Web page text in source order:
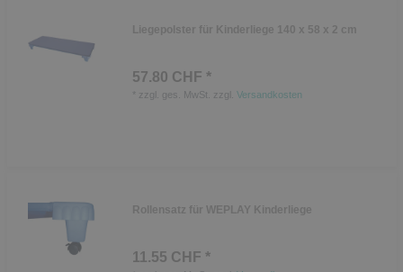
Liegepolster für Kinderliege 140 x 58 x 2 cm
57.80 CHF *
zzgl. ges. MwSt. zzgl. Versandkosten
Rollensatz für WEPLAY Kinderliege
11.55 CHF *